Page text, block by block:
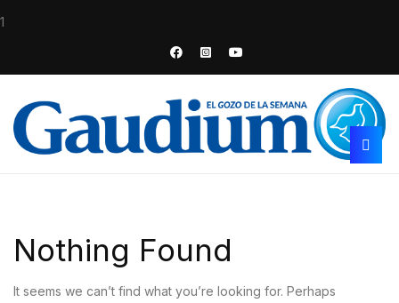
1
Nothing Found
It seems we can’t find what you’re looking for. Perhaps